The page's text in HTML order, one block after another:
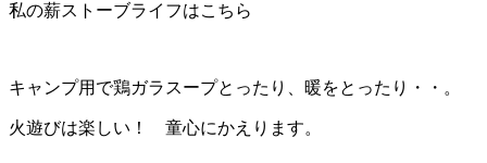
私の薪ストーブライフはこちら
キャンプ用で鶏ガラスープとったり、暖をとったり・・。
火遊びは楽しい！ 童心にかえります。